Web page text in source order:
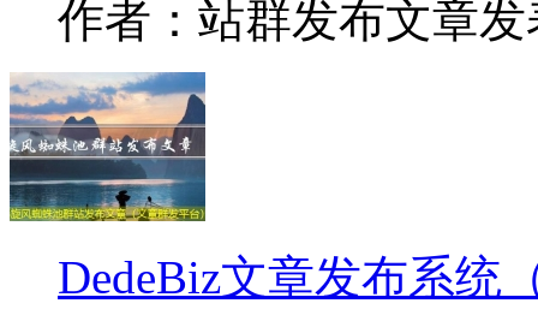
作者：站群发布文章发
DedeBiz文章发布系统